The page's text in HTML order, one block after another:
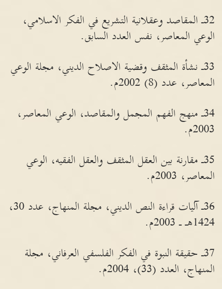
32ـ المقاصد وعقلانية التشريع في الفكر الاسلامي،
الوعي المعاصر، نفس العدد السابق.
33ـ نشأة المثقف وقضية الاصلاح الديني، مجلة الوعي
المعاصر، عدد (8) 2002م.
34ـ منهج الفهم المجمل والمقاصد، الوعي المعاصر،
2003م.
35ـ مقارنة بين العقل المثقف والعقل الفقيه، الوعي
المعاصر، 2003م.
36ـ آليات قراءة النص الديني، مجلة المنهاج، عدد 30،
1424هـ ـ 2003م.
37ـ حقيقة النبوة في الفكر الفلسفي العرفاني، مجلة
المنهاج، العدد (33)، 2004م.